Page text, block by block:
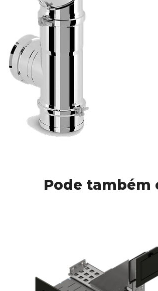
Pode também